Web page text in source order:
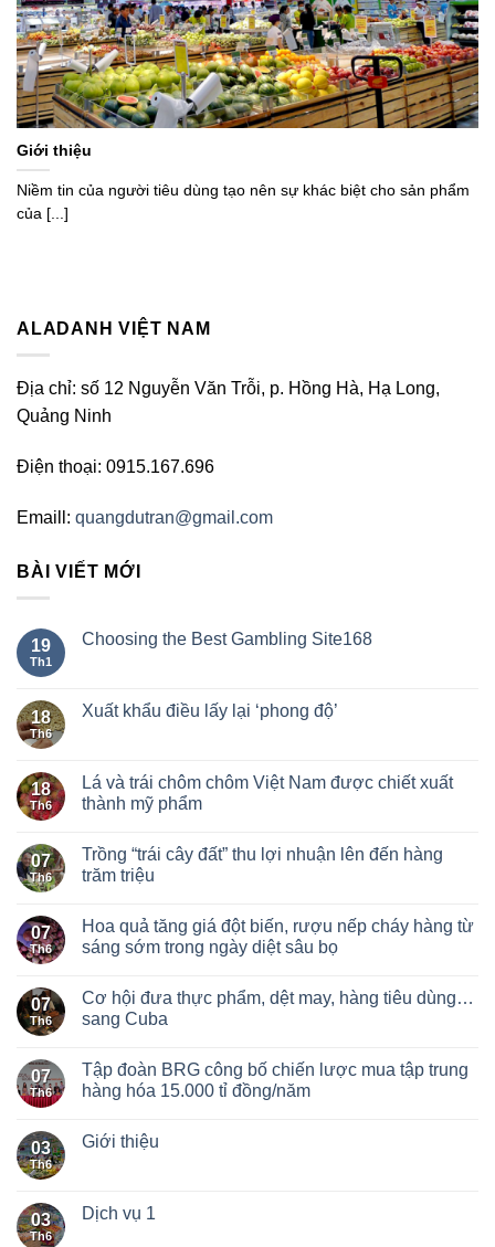
Giới thiệu
Niềm tin của người tiêu dùng tạo nên sự khác biệt cho sản phẩm
của [...]
ALADANH VIỆT NAM
Địa chỉ: số 12 Nguyễn Văn Trỗi, p. Hồng Hà, Hạ Long,
Quảng Ninh
Điện thoại: 0915.167.696
Emaill: quangdutran@gmail.com
BÀI VIẾT MỚI
19
Th1
Choosing the Best Gambling Site168
18
Th6
Xuất khẩu điều lấy lại ‘phong độ’
18
Th6
Lá và trái chôm chôm Việt Nam được chiết xuất
thành mỹ phẩm
07
Th6
Trồng “trái cây đất” thu lợi nhuận lên đến hàng
trăm triệu
07
Th6
Hoa quả tăng giá đột biến, rượu nếp cháy hàng từ
sáng sớm trong ngày diệt sâu bọ
07
Th6
Cơ hội đưa thực phẩm, dệt may, hàng tiêu dùng…
sang Cuba
07
Th6
Tập đoàn BRG công bố chiến lược mua tập trung
hàng hóa 15.000 tỉ đồng/năm
03
Th6
Giới thiệu
03
Th6
Dịch vụ 1